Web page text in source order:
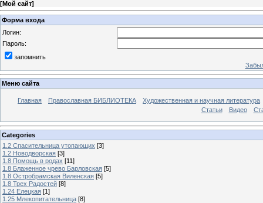
[Мой сайт]
Форма входа
Логин:
Пароль:
запомнить
Меню сайта
Главная Православная БИБЛИОТЕКА
Художественная и научная литература
Статьи
Видео
Categories
1.2 Спасительница утопающих [3]
1.2 Новодворская [3]
1.8 Помощь в родах [11]
1.8 Блаженное чрево Барловская [5]
1.8 Остробрамская Виленская [5]
1.8 Трех Радостей [8]
1.24 Елецкая [1]
1.25 Млекопитательница [8]